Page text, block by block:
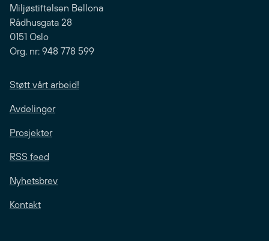
Miljøstiftelsen Bellona
Rådhusgata 28
0151 Oslo
Org. nr: 948 778 599
Støtt vårt arbeid!
Avdelinger
Prosjekter
RSS feed
Nyhetsbrev
Kontakt